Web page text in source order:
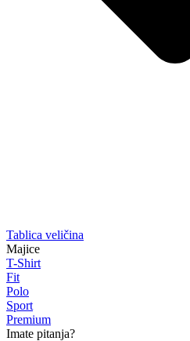
Tablica veličina
Majice
T-Shirt
Fit
Polo
Sport
Premium
Imate pitanja?